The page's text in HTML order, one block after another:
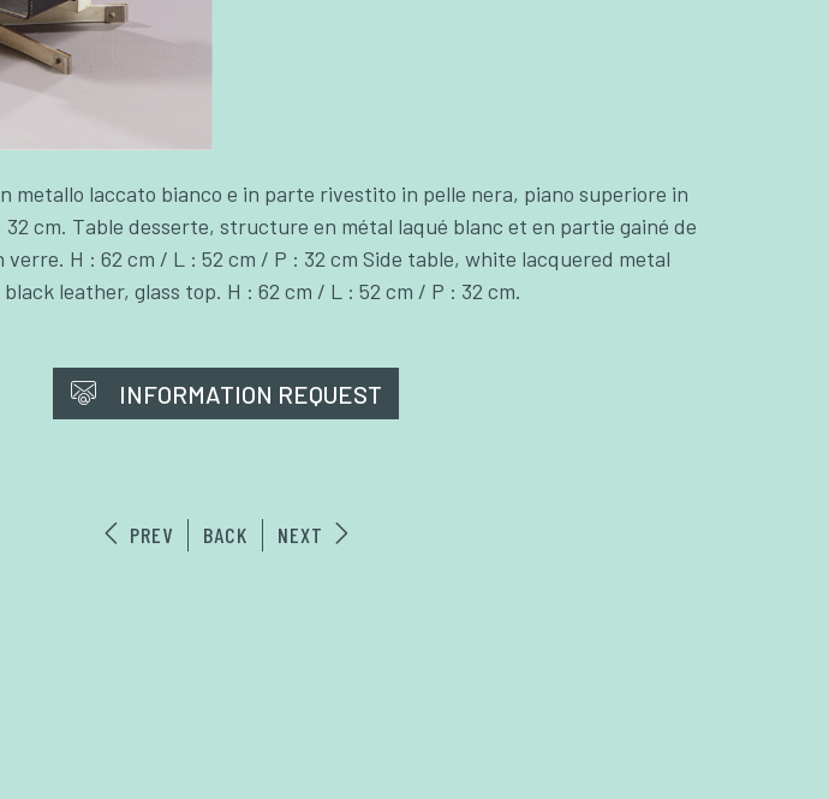
metallo laccato bianco e in parte rivestito in pelle nera, piano superiore in
cm. Table desserte, structure en métal laqué blanc et en partie gainé de
H : 62 cm / L : 52 cm / P : 32 cm Side table, white lacquered metal
leather, glass top. H : 62 cm / L : 52 cm / P : 32 cm.
INFORMATION REQUEST
PREV BACK NEXT